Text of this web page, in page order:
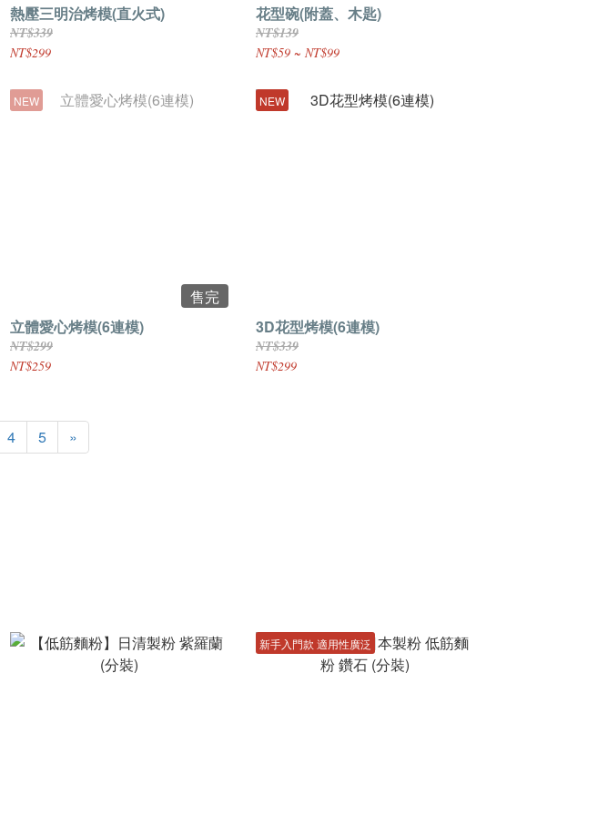
熱壓三明治烤模(直火式)
NT$339
NT$299
花型碗(附蓋、木匙)
NT$139
NT$59 ~ NT$99
NEW
售完
立體愛心烤模(6連模)
NT$299
NT$259
NEW
3D花型烤模(6連模)
NT$339
NT$299
4 5 »
新手入門款 適用性廣泛